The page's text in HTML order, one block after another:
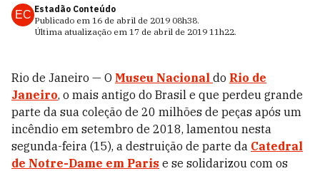
EC Estadão Conteúdo
Publicado em 16 de abril de 2019 08h38.
Última atualização em 17 de abril de 2019 11h22.
Rio de Janeiro — O Museu Nacional do Rio de
Janeiro, o mais antigo do Brasil e que perdeu grande
parte da sua coleção de 20 milhões de peças após um
incêndio em setembro de 2018, lamentou nesta
segunda-feira (15), a destruição de parte da Catedral
de Notre-Dame em Paris e se solidarizou com os